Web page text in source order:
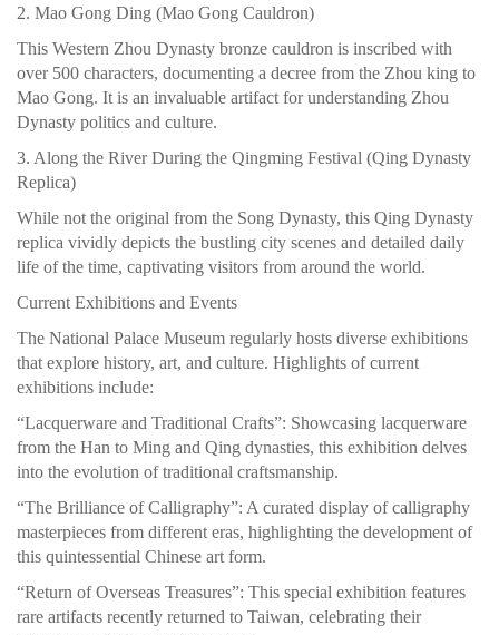
2. Mao Gong Ding (Mao Gong Cauldron)
This Western Zhou Dynasty bronze cauldron is inscribed with
over 500 characters, documenting a decree from the Zhou king to
Mao Gong. It is an invaluable artifact for understanding Zhou
Dynasty politics and culture.
3. Along the River During the Qingming Festival (Qing Dynasty
Replica)
While not the original from the Song Dynasty, this Qing Dynasty
replica vividly depicts the bustling city scenes and detailed daily
life of the time, captivating visitors from around the world.
Current Exhibitions and Events
The National Palace Museum regularly hosts diverse exhibitions
that explore history, art, and culture. Highlights of current
exhibitions include:
“Lacquerware and Traditional Crafts”: Showcasing lacquerware
from the Han to Ming and Qing dynasties, this exhibition delves
into the evolution of traditional craftsmanship.
“The Brilliance of Calligraphy”: A curated display of calligraphy
masterpieces from different eras, highlighting the development of
this quintessential Chinese art form.
“Return of Overseas Treasures”: This special exhibition features
rare artifacts recently returned to Taiwan, celebrating their